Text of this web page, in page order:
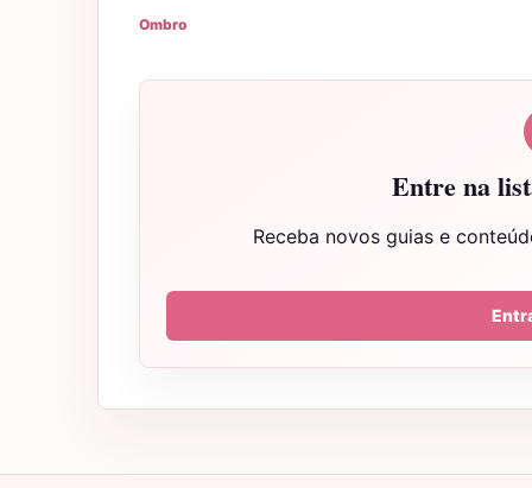
Ombro
Entre na
Receba novos guias e